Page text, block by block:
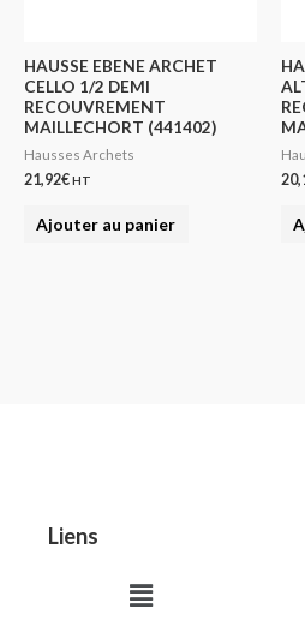
HAUSSE EBENE ARCHET
CELLO 1/2 DEMI
RECOUVREMENT
MAILLECHORT (441402)
Hausses Archets
21,92€HT
Ajouter au panier
Liens
Menu